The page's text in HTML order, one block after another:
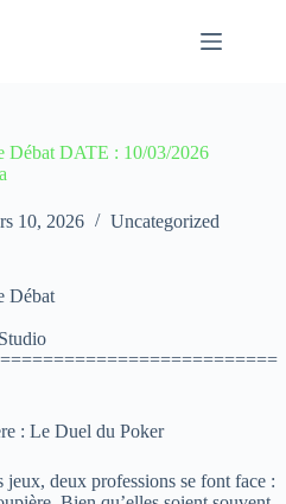
DATE : 10/03/2026
10, 2026 Uncategorized
Débat
: Le Duel du Poker
jeux, deux professions se font face :